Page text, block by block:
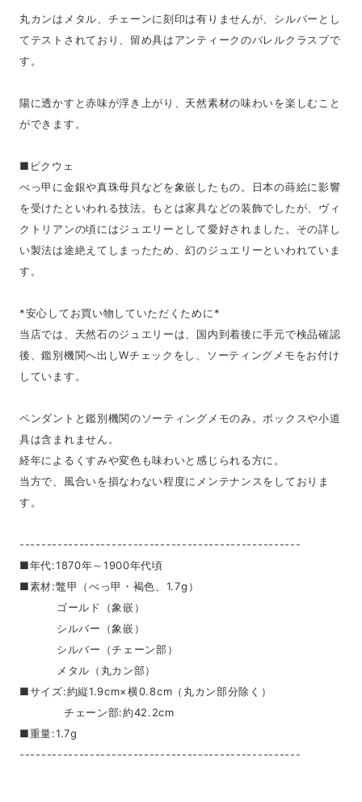
丸カンはメタル、チェーンに刻印は有りませんが、シルバーとし
てテストされており、留め具はアンティークのバレルクラスプで
す。
陽に透かすと赤味が浮き上がり、天然素材の味わいを楽しむこと
ができます。
■ピクウェ
べっ甲に金銀や真珠母貝などを象嵌したもの。日本の蒔絵に影響
を受けたといわれる技法。もとは家具などの装飾でしたが、ヴィ
クトリアンの頃にはジュエリーとして愛好されました。その詳し
い製法は途絶えてしまったため、幻のジュエリーといわれていま
す。
*安心してお買い物していただくために*
当店では、天然石のジュエリーは、国内到着後に手元で検品確認
後、鑑別機関へ出しWチェックをし、ソーティングメモをお付け
しています。
ペンダントと鑑別機関のソーティングメモのみ。ボックスや小道
具は含まれません。
経年によるくすみや変色も味わいと感じられる方に。
当方で、風合いを損なわない程度にメンテナンスをしておりま
す。
----------------------------------------------------
■年代:1870年～1900年代頃
■素材:鼈甲（べっ甲・褐色、1.7g）
ゴールド（象嵌）
シルバー（象嵌）
シルバー（チェーン部）
メタル（丸カン部）
■サイズ:約縦1.9cm×横0.8cm（丸カン部分除く）
チェーン部:約42.2cm
■重量:1.7g
----------------------------------------------------